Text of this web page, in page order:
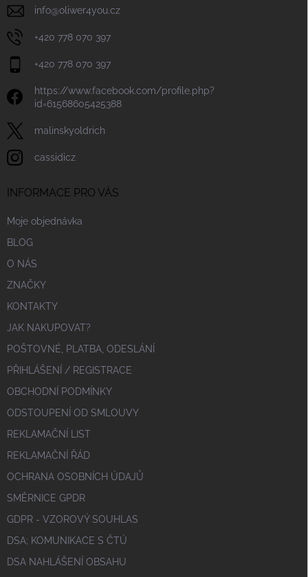
info@oliwer4you.cz
+420 778 070 397
+420 778 070 397
https://www.facebook.com/profile.php?
id=61568605425388
malinskyoldrich
cassidicz
INFORMACE PRO VÁS
Moje objednávka
BLOG
O NÁS
ZNAČKY
KONTAKTY
JAK NAKUPOVAT?
POŠTOVNÉ, PLATBA, ODESLÁNÍ
PŘIHLÁŠENÍ / REGISTRACE
OBCHODNÍ PODMÍNKY
ODSTOUPENÍ OD SMLOUVY
REKLAMAČNÍ LIST
REKLAMAČNÍ ŘÁD
OCHRANA OSOBNÍCH ÚDAJŮ
SMĚRNICE GPDR
GDPR - VZOROVÝ SOUHLAS
DSA; KOMUNIKACE S ČTÚ
DSA NAHLÁŠENÍ OBSAHU